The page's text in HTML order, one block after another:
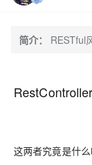
简介： RESTful
这两者究竟是什